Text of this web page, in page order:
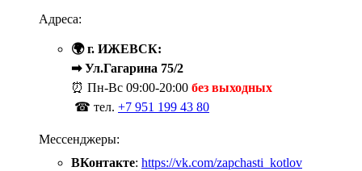
Адреса:
🌍 г. ИЖЕВСК:
➡ Ул.Гагарина 75/2
⏰ Пн-Вс 09:00-20:00 без выходных
☎ тел. +7 951 199 43 80
Мессенджеры:
ВКонтакте: https://vk.com/zapchasti_kotlov